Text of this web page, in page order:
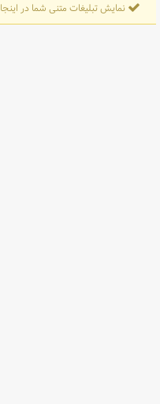
نمایش تبلیغات متنی شما در اینجا